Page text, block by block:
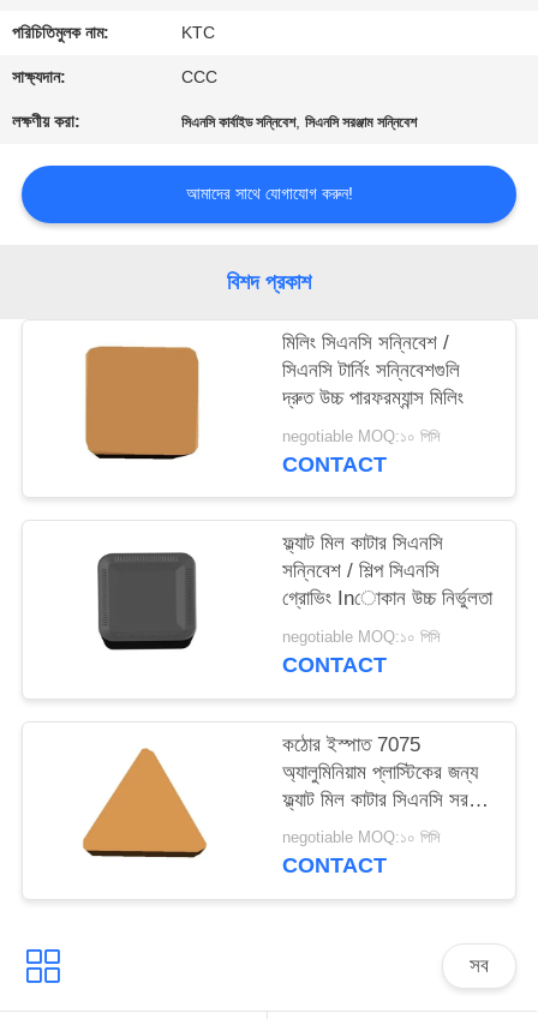
যোগাযোগ
করুন
উদ্ধৃতির
জন্য
আবেদন
সাইট
PRIVACY
POLICY
পরিচিতিমুলক নাম: KTC
সাক্ষ্যদান: CCC
লক্ষণীয় করা: সিএনসি কার্বাইড সন্নিবেশ,সিএনসি সরঞ্জাম সন্নিবেশ
আমাদের সাথে যোগাযোগ করুন!
বিশদ প্রকাশ
মিলিং সিএনসি সন্নিবেশ /
সিএনসি টার্নিং সন্নিবেশগুলি
দ্রুত উচ্চ পারফরম্যান্স মিলিং
negotiable MOQ:১০ পিসি
CONTACT
ফ্ল্যাট মিল কাটার সিএনসি
সন্নিবেশ / শিল্প সিএনসি
গ্রোভিং Inোকান উচ্চ নির্ভুলতা
negotiable MOQ:১০ পিসি
CONTACT
কঠোর ইস্পাত 7075
অ্যালুমিনিয়াম প্লাস্টিকের জন্য
ফ্ল্যাট মিল কাটার সিএনসি সরঞ্জাম
প্রবেশ করান
negotiable MOQ:১০ পিসি
CONTACT
সব